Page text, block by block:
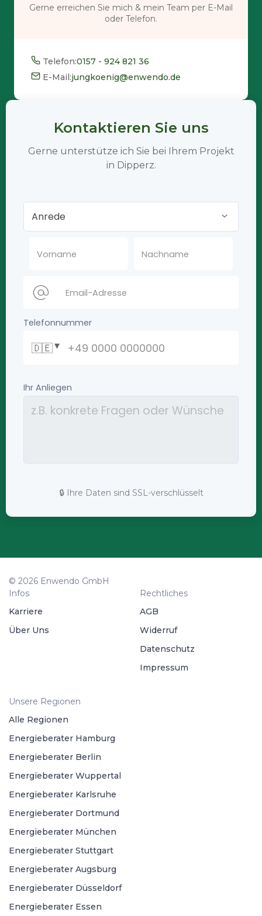
Gerne erreichen Sie mich & mein Team per E-Mail
oder Telefon.
Telefon:0157 - 924 821 36
E-Mail:jungkoenig@enwendo.de
Kontaktieren Sie uns
Gerne unterstütze ich Sie bei Ihrem Projekt
in Dipperz.
🔒 Ihre Daten sind SSL-verschlüsselt
© 2026 Enwendo GmbH
Infos
Karriere
Über Uns
Rechtliches
AGB
Widerruf
Datenschutz
Impressum
Unsere Regionen
Alle Regionen
Energieberater Hamburg
Energieberater Berlin
Energieberater Wuppertal
Energieberater Karlsruhe
Energieberater Dortmund
Energieberater München
Energieberater Stuttgart
Energieberater Augsburg
Energieberater Düsseldorf
Energieberater Essen